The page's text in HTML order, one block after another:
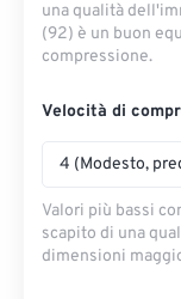
una qualità
(92) è un buon
compressione.
Velocità di
4 (Modesto,
Valori più bassi
scapito di una
dimensioni